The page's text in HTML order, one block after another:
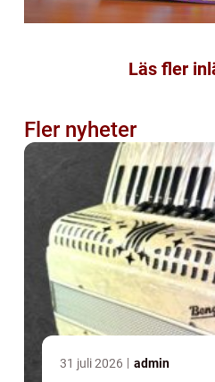
Läs fler
Fler nyheter
31 juli 2026 admin